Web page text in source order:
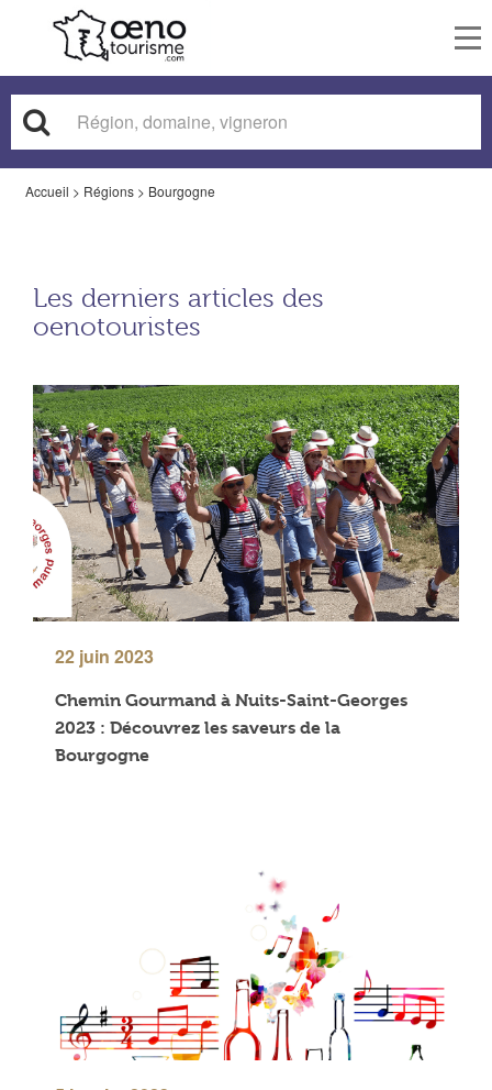
Accueil > Régions > Bourgogne
Les derniers articles des
oenotouristes
22 juin 2023
Chemin Gourmand à Nuits-Saint-Georges
2023 : Découvrez les saveurs de la
Bourgogne